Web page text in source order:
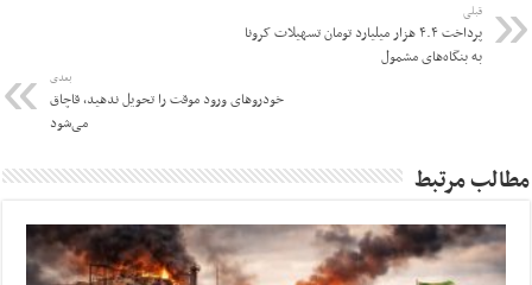
قبلی
پرداخت ۴.۴ هزار میلیارد تومان تسهیلات کرونا
به بنگاه‌های مشمول
بعدی
خودروهای ورود موقت را تحویل ندهید، قاچاق
می‌شود
مطالب مرتبط